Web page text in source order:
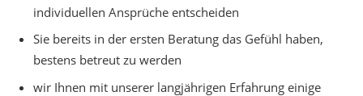
individuellen Ansprüche entscheiden
Sie bereits in der ersten Beratung das Gefühl haben,
bestens betreut zu werden
wir Ihnen mit unserer langjährigen Erfahrung einige